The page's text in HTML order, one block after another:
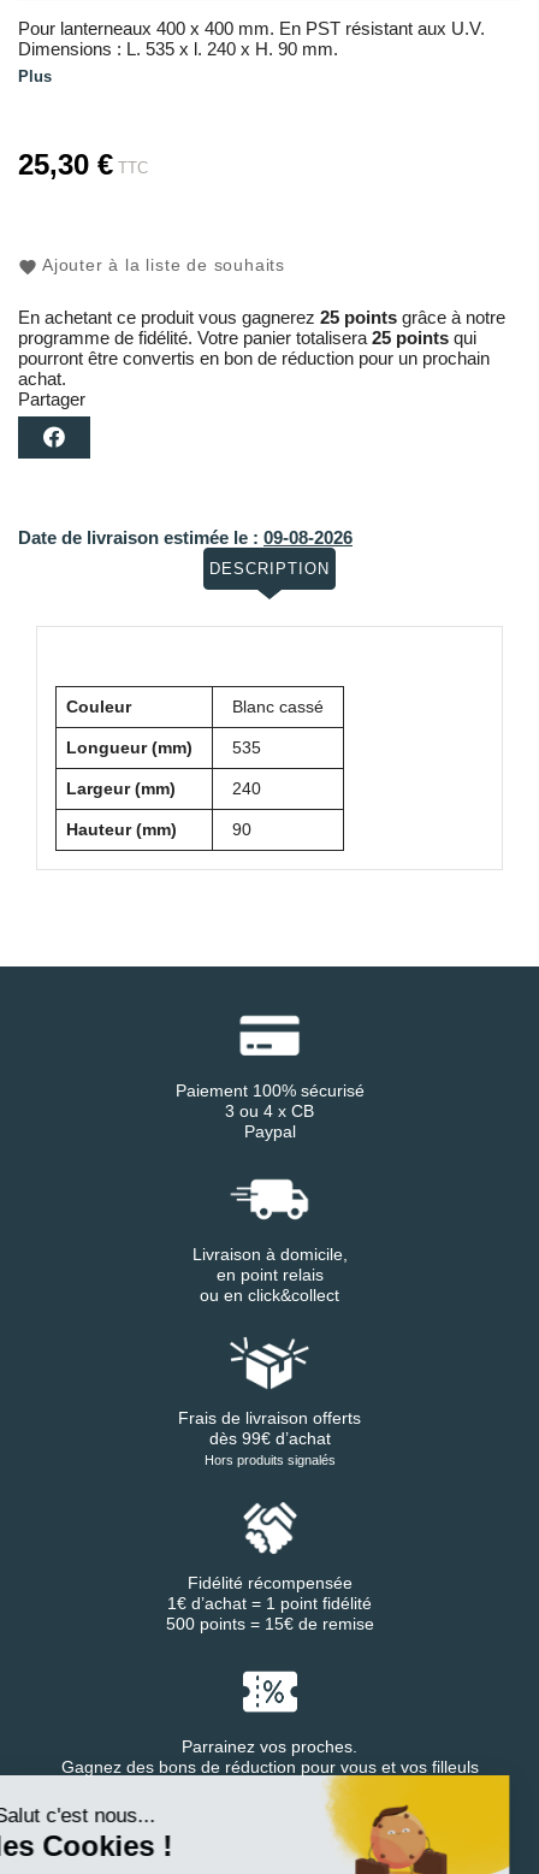
Continuer sans accepter
Salut c'est nous...
les Cookies !
Pour lanterneaux 400 x 400 mm. En PST résistant aux U.V.
Dimensions : L. 535 x l. 240 x H. 90 mm.
Plus
25,30 € TTC
Ajouter à la liste de souhaits
En achetant ce produit vous gagnerez 25 points grâce à notre
programme de fidélité. Votre panier totalisera 25 points qui
pourront être convertis en bon de réduction pour un prochain
achat.
Partager
Date de livraison estimée le : 09-08-2026
DESCRIPTION
Couleur Blanc cassé
Longueur (mm) 535
Largeur (mm) 240
Hauteur (mm) 90
Paiement 100% sécurisé
3 ou 4 x CB
Paypal
Livraison à domicile,
en point relais
ou en click&collect
Frais de livraison offerts
dès 99€ d’achat
Hors produits signalés
Fidélité récompensée
1€ d’achat = 1 point fidélité
500 points = 15€ de remise
Parrainez vos proches.
Gagnez des bons de réduction pour vous et vos filleuls